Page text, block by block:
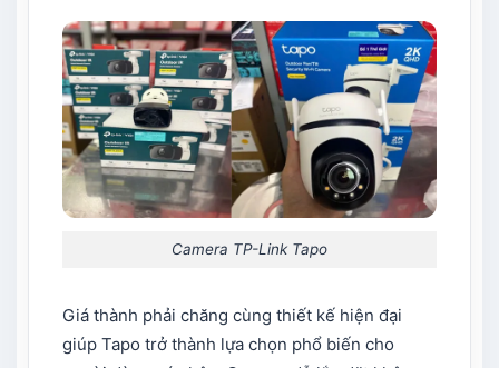
Camera TP-Link Tapo
Giá thành phải chăng cùng thiết kế hiện đại
giúp Tapo trở thành lựa chọn phổ biến cho